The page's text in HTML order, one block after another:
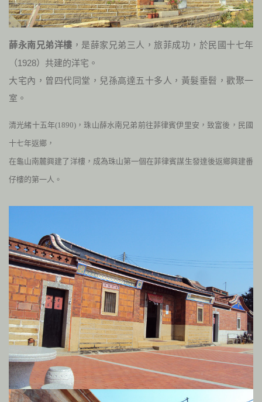
薛永南兄弟洋樓 ，是薛家兄弟三人，旅菲成功，於民國十七年
（1928）共建的洋宅。
大宅內，曾四代同堂，兒孫高達五十多人，黃髮垂髫，歡聚一
室。
清光緒十五年(1890)，珠山薛水南兄弟前往菲律賓伊里安，致富後，民國
十七年返鄉，
在龜山南麓興建了洋樓， 成為珠山第一個在菲律賓謀生發達後返鄉興建番
仔樓的第一人。